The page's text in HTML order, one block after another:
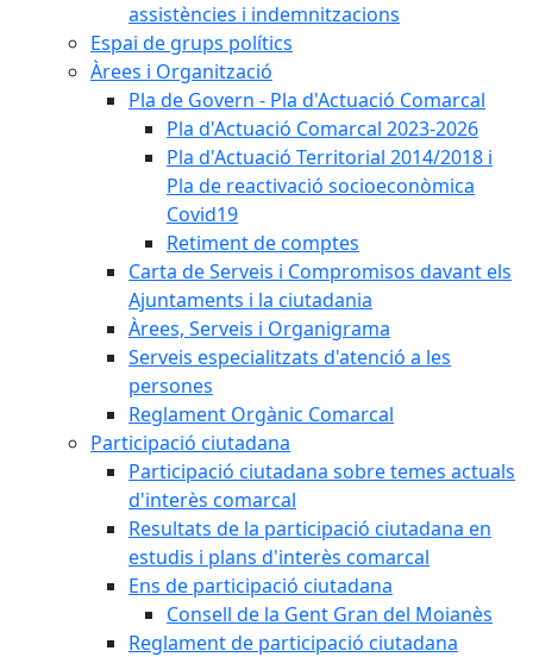
assistències i indemnitzacions
Espai de grups polítics
Àrees i Organització
Pla de Govern - Pla d'Actuació Comarcal
Pla d'Actuació Comarcal 2023-2026
Pla d'Actuació Territorial 2014/2018 i
Pla de reactivació socioeconòmica
Covid19
Retiment de comptes
Carta de Serveis i Compromisos davant els
Ajuntaments i la ciutadania
Àrees, Serveis i Organigrama
Serveis especialitzats d'atenció a les
persones
Reglament Orgànic Comarcal
Participació ciutadana
Participació ciutadana sobre temes actuals
d'interès comarcal
Resultats de la participació ciutadana en
estudis i plans d'interès comarcal
Ens de participació ciutadana
Consell de la Gent Gran del Moianès
Reglament de participació ciutadana